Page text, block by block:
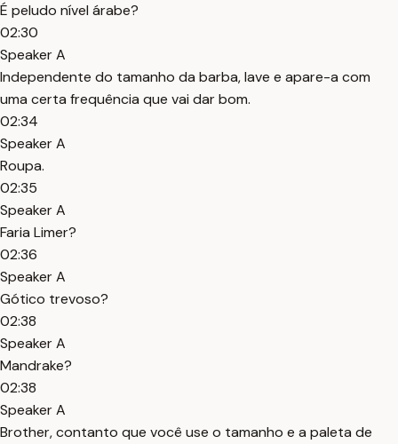
É peludo nível árabe?
02:30
Speaker A
Independente do tamanho da barba, lave e apare-a com
uma certa frequência que vai dar bom.
02:34
Speaker A
Roupa.
02:35
Speaker A
Faria Limer?
02:36
Speaker A
Gótico trevoso?
02:38
Speaker A
Mandrake?
02:38
Speaker A
Brother, contanto que você use o tamanho e a paleta de